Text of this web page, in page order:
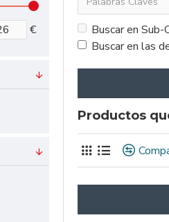
€
Buscar en Sub-
Buscar en las
Productos